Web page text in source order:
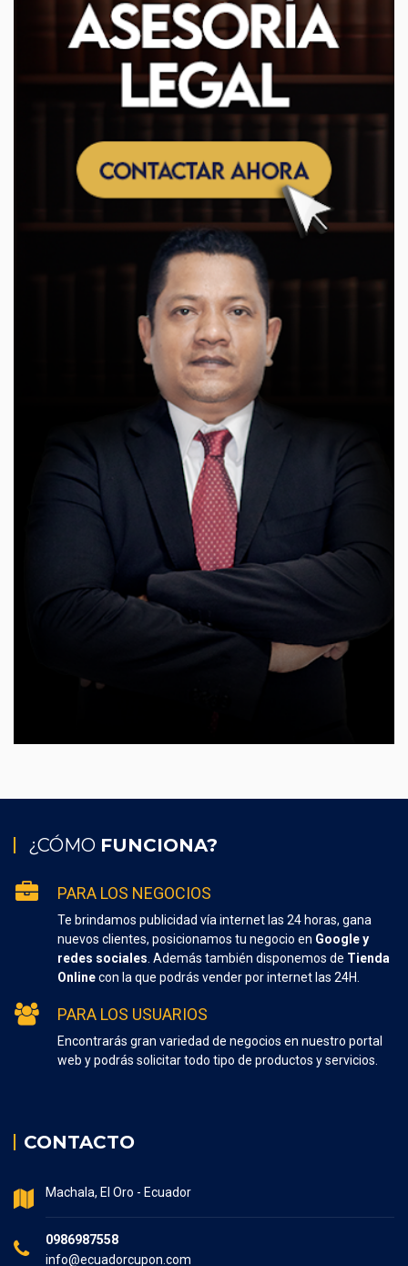
¿CÓMO FUNCIONA?
PARA LOS NEGOCIOS
Te brindamos publicidad vía internet las 24 horas, gana
nuevos clientes, posicionamos tu negocio en Google y
redes sociales . Además también disponemos de Tienda
Onlinecon la que podrás vender por internet las 24H.
PARA LOS USUARIOS
Encontrarás gran variedad de negocios en nuestro portal
web y podrás solicitar todo tipo de productos y servicios.
CONTACTO
Machala, El Oro - Ecuador
0986987558
info@ecuadorcupon.com